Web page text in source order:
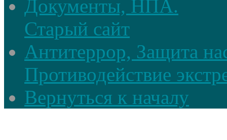
Документы, НПА.
Старый сайт
Антитеррор, Защита
Противодействие
Вернуться к началу